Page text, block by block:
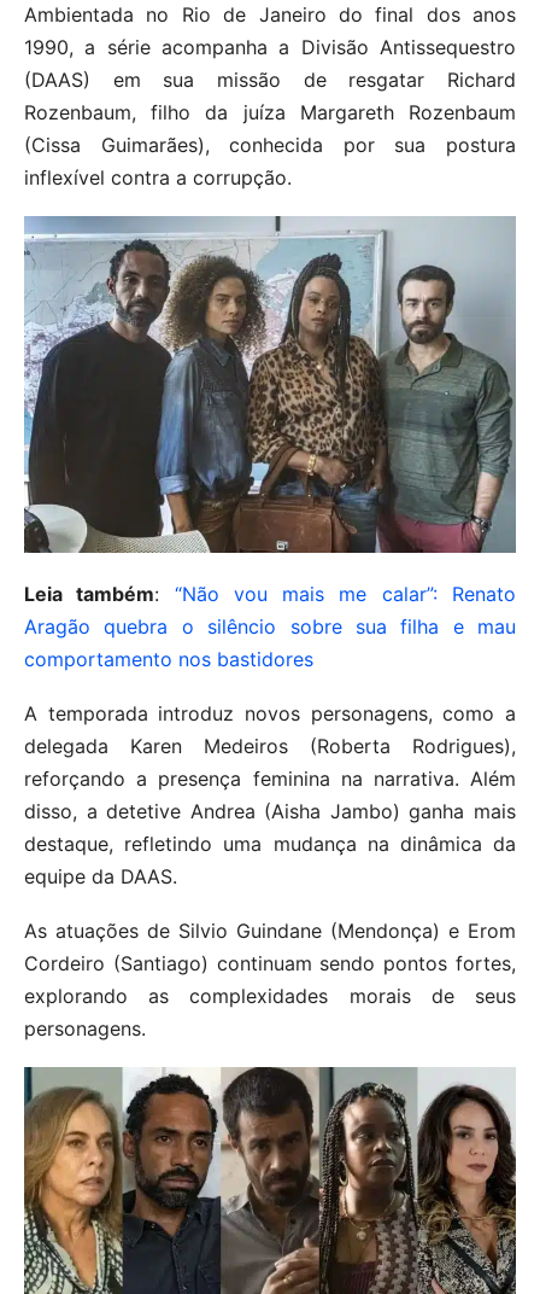
Ambientada no Rio de Janeiro do final dos anos
1990, a série acompanha a Divisão Antissequestro
(DAAS) em sua missão de resgatar Richard
Rozenbaum, filho da juíza Margareth Rozenbaum
(Cissa Guimarães), conhecida por sua postura
inflexível contra a corrupção. ​
Leia também: “Não vou mais me calar”: Renato
Aragão quebra o silêncio sobre sua filha e mau
comportamento nos bastidores
A temporada introduz novos personagens, como a
delegada Karen Medeiros (Roberta Rodrigues),
reforçando a presença feminina na narrativa. Além
disso, a detetive Andrea (Aisha Jambo) ganha mais
destaque, refletindo uma mudança na dinâmica da
equipe da DAAS. ​
As atuações de Silvio Guindane (Mendonça) e Erom
Cordeiro (Santiago) continuam sendo pontos fortes,
explorando as complexidades morais de seus
personagens.